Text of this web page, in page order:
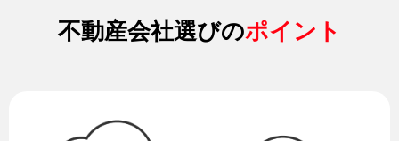
不動産会社選びのポイント